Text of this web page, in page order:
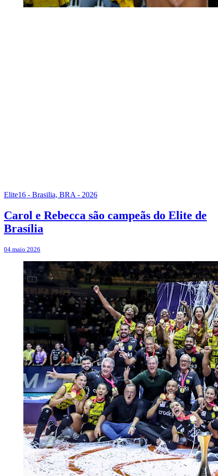
Elite16 - Brasilia, BRA - 2026
Carol e Rebecca são campeãs do Elite de
Brasília
04 maio 2026